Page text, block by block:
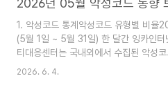
RAT 페이로드를 유포하는 정황이 발견
름으로 진행된다. ClickFix 공격발견된
페인은 Claude AI 로 위장한 도메인을
자들을 유인한다. 사이트에 접속하면 사
봇이 아님을 증명하라는 가짜
2026년 05월 악성코드 동향
1. 악성코드 통계악성코드 유형별 비율
(5월 1일 ~ 5월 31일) 한 달간 잉카인터
티대응센터는 국내외에서 수집된 악성
조사하였으며, 유형별로 비교하였을 때
2026. 6. 4.